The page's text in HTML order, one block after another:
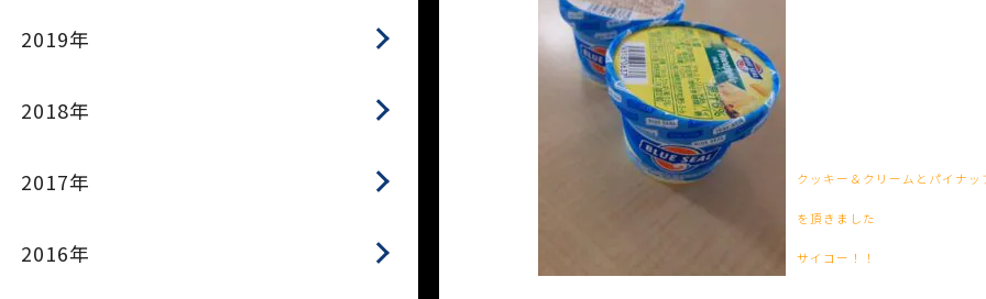
2019年
2018年
2017年
2016年
クッキー＆クリームとパイナッ
を頂きました
サイコー！！